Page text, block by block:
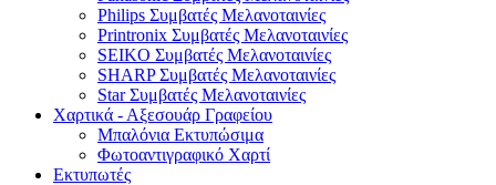
Philips Συμβατές Μελανοταινίες
Printronix Συμβατές Μελανοταινίες
SEIKO Συμβατές Μελανοταινίες
SHARP Συμβατές Μελανοταινίες
Star Συμβατές Μελανοταινίες
Χαρτικά - Αξεσουάρ Γραφείου
Μπαλόνια Εκτυπώσιμα
Φωτοαντιγραφικό Χαρτί
Εκτυπωτές